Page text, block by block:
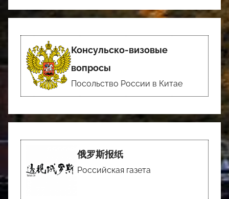
Консульско-визовые
вопросы
Посольство России в Китае
俄罗斯报纸
Российская газета